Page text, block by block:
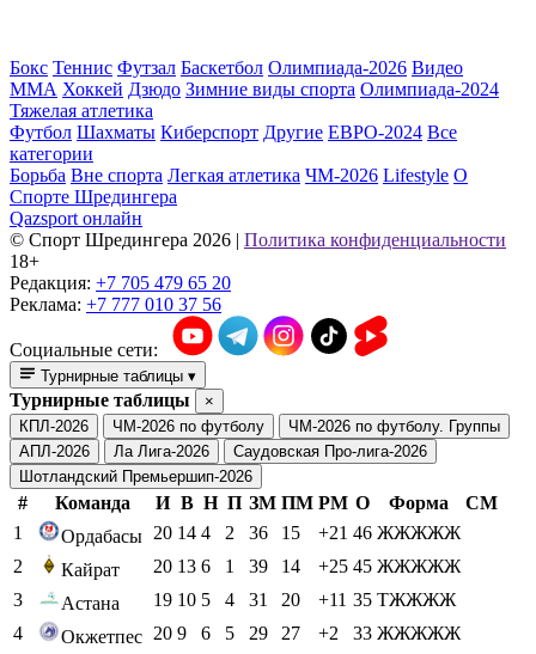
Бокс Теннис Футзал Баскетбол Олимпиада-2026 Видео
ММА Хоккей Дзюдо Зимние виды спорта Олимпиада-2024
Тяжелая атлетика
Футбол Шахматы Киберспорт Другие ЕВРО-2024 Все
категории
Борьба Вне спорта Легкая атлетика ЧМ-2026 Lifestyle О
Спорте Шредингера
Qazsport онлайн
© Cпорт Шредингера 2026 | Политика конфиденциальности
18+
Редакция: +7 705 479 65 20
Реклама: +7 777 010 37 56
Социальные сети:
Турнирные таблицы ▾
Турнирные таблицы
×
КПЛ-2026
ЧМ-2026 по футболу
ЧМ-2026 по футболу. Группы
АПЛ-2026
Ла Лига-2026
Саудовская Про-лига-2026
Шотландский Премьершип-2026
# Команда И В Н П ЗМ ПМ РМ О Форма
СМ
1
Ордабасы 20 14 4 2 36 15 +21 46 ЖЖЖЖЖ
2
Кайрат 20 13 6 1 39 14 +25 45 ЖЖЖЖЖ
3
Астана 19 10 5 4 31 20 +11 35 ТЖЖЖЖ
4
Окжетпес 20 9 6 5 29 27 +2 33 ЖЖЖЖЖ